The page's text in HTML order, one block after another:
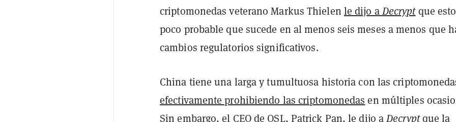
criptomonedas veterano Markus Thielen le dijo aDecryptque
poco probable que sucede en al menos seis meses a menos que
cambios regulatorios significativos.
China tiene una larga y tumultuosa historia con las
efectivamente prohibiendo las criptomonedas en múltiples
Sin embargo, el CEO de OSL, Patrick Pan, le dijo aDecryptque la